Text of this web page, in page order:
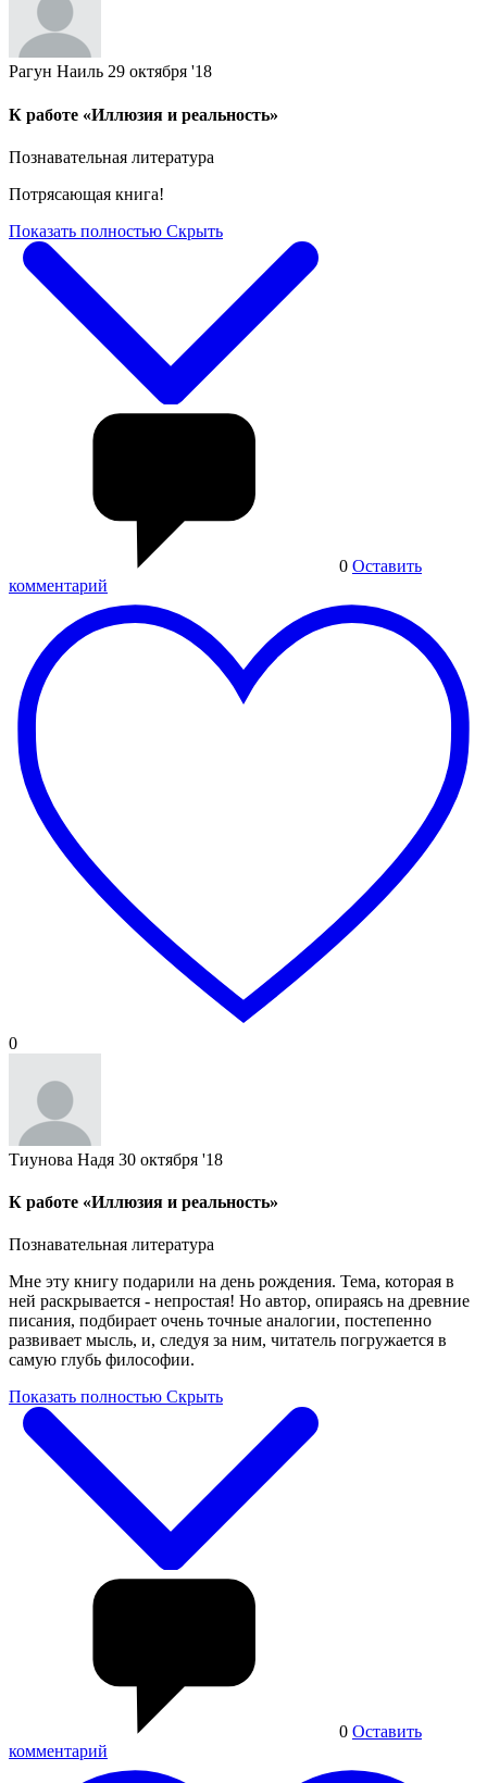
Рагун Наиль 29 октября '18
К работе «Иллюзия и реальность»
Познавательная литература
Потрясающая книга!
Показать полностью Скрыть
0 Оставить
комментарий
0
Тиунова Надя 30 октября '18
К работе «Иллюзия и реальность»
Познавательная литература
Мне эту книгу подарили на день рождения. Тема, которая в
ней раскрывается - непростая! Но автор, опираясь на древние
писания, подбирает очень точные аналогии, постепенно
развивает мысль, и, следуя за ним, читатель погружается в
самую глубь философии.
Показать полностью Скрыть
0 Оставить
комментарий